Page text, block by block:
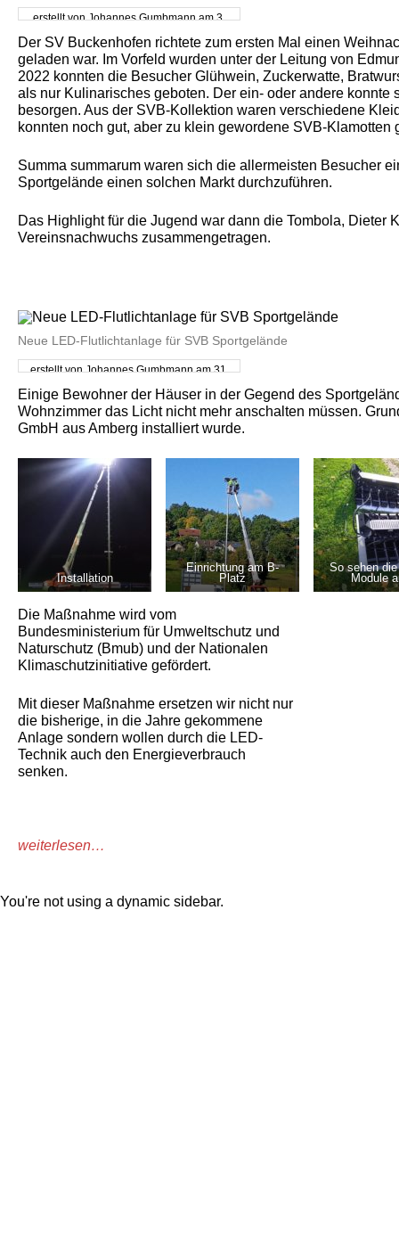
erstellt von Johannes Gumbmann am 3.
Der SV Buckenhofen richtete zum ersten Mal einen
geladen war. Im Vorfeld wurden unter der Leitung von
2022 konnten die Besucher Glühwein, Zuckerwatte,
als nur Kulinarisches geboten. Der ein- oder andere
besorgen. Aus der SVB-Kollektion waren verschiedene
konnten noch gut, aber zu klein gewordene SVB-Klamotten
Summa summarum waren sich die allermeisten Besucher
Sportgelände einen solchen Markt durchzuführen.
Das Highlight für die Jugend war dann die Tombola, Dieter
Vereinsnachwuchs zusammengetragen.
Neue LED-Flutlichtanlage für SVB Sportgelände
erstellt von Johannes Gumbmann am 31.
Einige Bewohner der Häuser in der Gegend des
Wohnzimmer das Licht nicht mehr anschalten müssen.
GmbH aus Amberg installiert wurde.
Installation
Einrichtung am B-
Platz
So sehen die
Module
Die Maßnahme wird vom
Bundesministerium für Umweltschutz und
Naturschutz (Bmub) und der Nationalen
Klimaschutzinitiative gefördert.
Mit dieser Maßnahme ersetzen wir nicht nur
die bisherige, in die Jahre gekommene
Anlage sondern wollen durch die LED-
Technik auch den Energieverbrauch
senken.
weiterlesen…
You're not using a dynamic sidebar.